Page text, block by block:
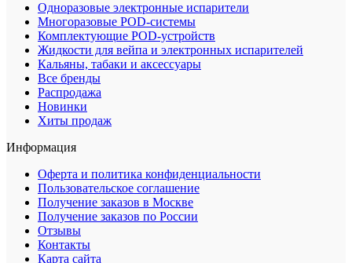
Одноразовые электронные испарители
Многоразовые POD-системы
Комплектующие POD-устройств
Жидкости для вейпа и электронных испарителей
Кальяны, табаки и аксессуары
Все бренды
Распродажа
Новинки
Хиты продаж
Информация
Оферта и политика конфиденциальности
Пользовательское соглашение
Получение заказов в Москве
Получение заказов по России
Отзывы
Контакты
Карта сайта